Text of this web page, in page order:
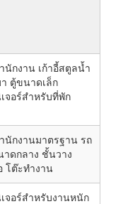
นักงาน เก้าอี้สตูลน้ำ
ตู้ขนาดเล็ก
จอร์สำหรับที่พัก
นักงานมาตรฐาน รถ
าดกลาง ชั้นวาง
โต๊ะทำงาน
จอร์สำหรับงานหนัก